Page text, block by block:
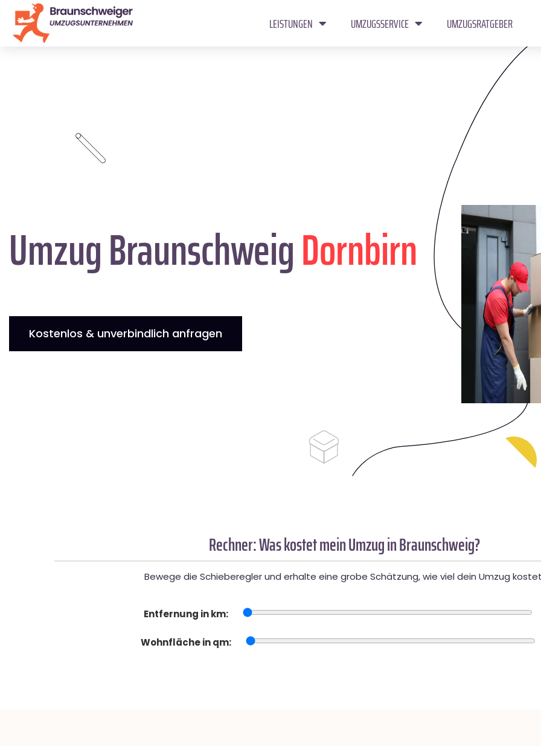
LEISTUNGEN UMZUGSSERVICE UMZUGSRATGEBER
Umzug BraunschweigDornbirn
Kostenlos & unverbindlich anfragen
Rechner: Was kostet mein Umzug in Braunschweig?
Bewege die Schieberegler und erhalte eine grobe Schätzung, wie viel dein Umzug
Entfernung in km:
Wohnfläche in qm: